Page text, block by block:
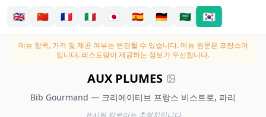
🇬🇧 🇨🇳 🇫🇷 🇮🇹 🇯🇵 🇪🇸 🇩🇪 🇸🇦 🇰🇷
메뉴 항목, 가격 및 제공 여부는 변경될 수 있습니다.메뉴 원문은 프랑스어
입니다. 레스토랑이 제공하는 정보가 우선합니다.
AUX PLUMES
Bib Gourmand — 크리에이티브 프랑스 비스트로, 파리
표시된 칼로리는 추정치입니다